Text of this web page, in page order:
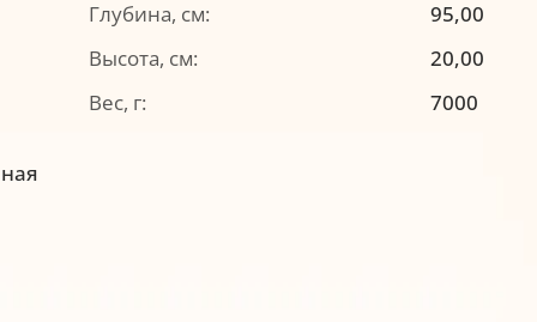
Глубина, см:
95,00
Высота, см:
20,00
Вес, г:
7000